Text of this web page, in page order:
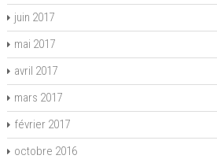
juin 2017
mai 2017
avril 2017
mars 2017
février 2017
octobre 2016